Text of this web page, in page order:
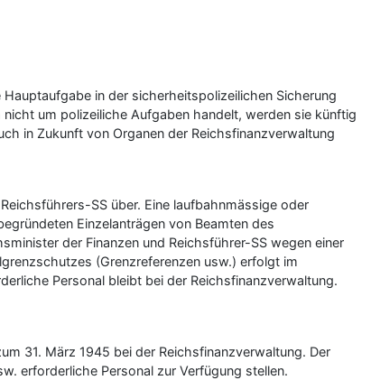
in der sicherheitspolizeilichen Sicherung
um polizeiliche Aufgaben handelt, werden sie künftig
in Zukunft von Organen der Reichsfinanzverwaltung
SS über. Eine laufbahnmässige oder
Einzelanträgen von Beamten des
der Finanzen und Reichsführer-SS wegen einer
(Grenzreferenzen usw.) erfolgt im
Personal bleibt bei der Reichsfinanzverwaltung.
31. März 1945 bei der Reichsfinanzverwaltung. Der
erforderliche Personal zur Verfügung stellen.